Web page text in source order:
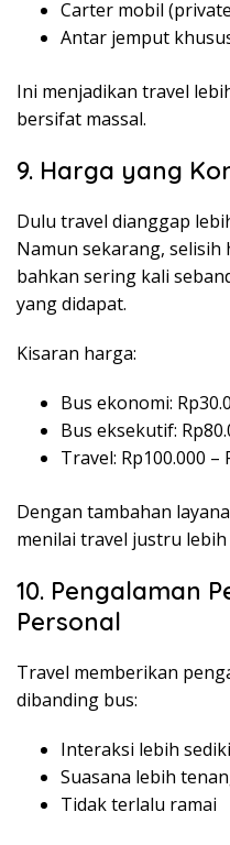
Carter mobil
Antar jemput
Ini menjadikan travel
bersifat massal.
9. Harga yang
Dulu travel dianggap
Namun sekarang,
bahkan sering kali
yang didapat.
Kisaran harga:
Bus ekonomi:
Bus eksekutif:
Travel: Rp100.000 –
Dengan tambahan
menilai travel justru lebih
10. Pengalaman
Personal
Travel memberikan
dibanding bus:
Interaksi lebih
Suasana lebih
Tidak terlalu ramai